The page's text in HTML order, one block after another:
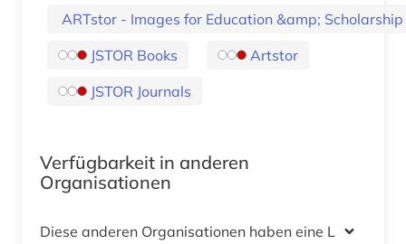
ARTstor - Images for Education &amp;
JSTOR Books
Artstor
JSTOR Journals
Verfügbarkeit in anderen
Organisationen
Diese anderen Organisationen haben eine Lizenz